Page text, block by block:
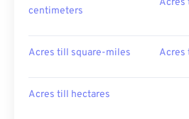
centimeters
Acres
Acres till square-miles Acres
Acres till hectares